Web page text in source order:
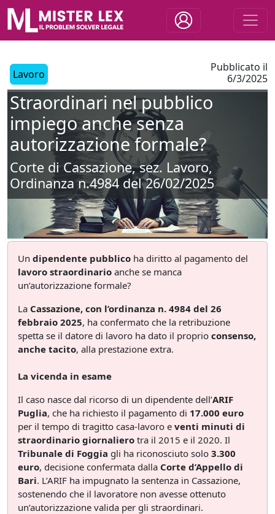
Lavoro
Pubblicato il
6/3/2025
Straordinari nel pubblico
impiego anche senza
autorizzazione formale?
Corte di Cassazione, sez. Lavoro,
Ordinanza n.4984 del 26/02/2025
Un dipendente pubblico ha diritto al pagamento del
lavoro straordinario anche se manca
un’autorizzazione formale?
La Cassazione, con l’ordinanza n. 4984 del 26
febbraio 2025, ha confermato che la retribuzione
spetta se il datore di lavoro ha dato il proprio consenso,
anche tacito, alla prestazione extra.
La vicenda in esame
Il caso nasce dal ricorso di un dipendente dell’ARIF
Puglia, che ha richiesto il pagamento di 17.000 euro
per il tempo di tragitto casa-lavoro e venti minuti di
straordinario giornaliero tra il 2015 e il 2020. Il
Tribunale di Foggia gli ha riconosciuto solo 3.300
euro, decisione confermata dalla Corte d’Appello di
Bari. L’ARIF ha impugnato la sentenza in Cassazione,
sostenendo che il lavoratore non avesse ottenuto
un’autorizzazione valida per gli straordinari.